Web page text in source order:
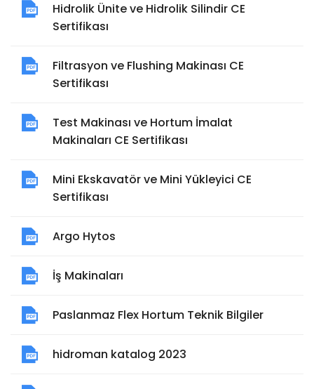
Hidrolik Ünite ve Hidrolik Silindir CE
Sertifikası
Filtrasyon ve Flushing Makinası CE
Sertifikası
Test Makinası ve Hortum İmalat
Makinaları CE Sertifikası
Mini Ekskavatör ve Mini Yükleyici CE
Sertifikası
Argo Hytos
İş Makinaları
Paslanmaz Flex Hortum Teknik Bilgiler
hidroman katalog 2023